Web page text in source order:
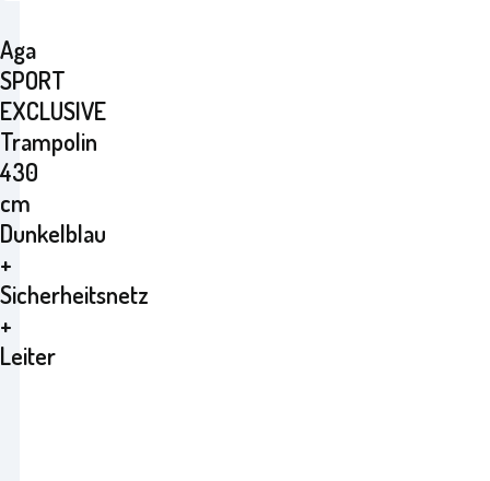
Aga
SPORT
EXCLUSIVE
Trampolin
430
cm
Dunkelblau
+
Sicherheitsnetz
+
Leiter